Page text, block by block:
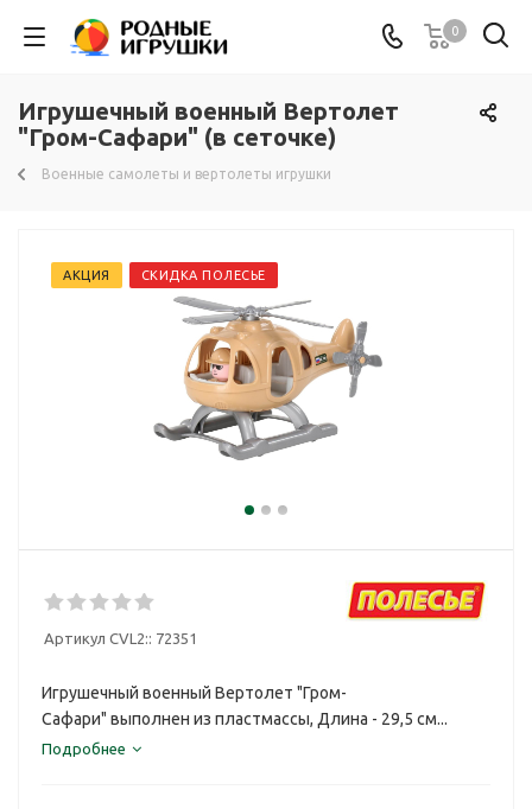
0
Игрушечный военный Вертолет
"Гром-Сафари" (в сеточке)
Военные самолеты и вертолеты игрушки
АКЦИЯ СКИДКА ПОЛЕСЬЕ
Артикул CVL2:: 72351
Игрушечный военный Вертолет "Гром-
Сафари" выполнен из пластмассы, Длина - 29,5 см...
Подробнее